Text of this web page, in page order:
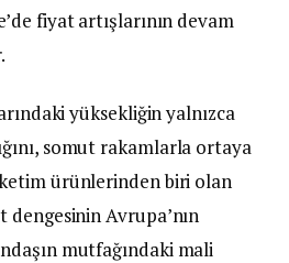
fiyat artışlarının devam
yüksekliğin yalnızca
somut rakamlarla ortaya
ürünlerinden biri olan
Avrupa’nın
mutfağındaki mali